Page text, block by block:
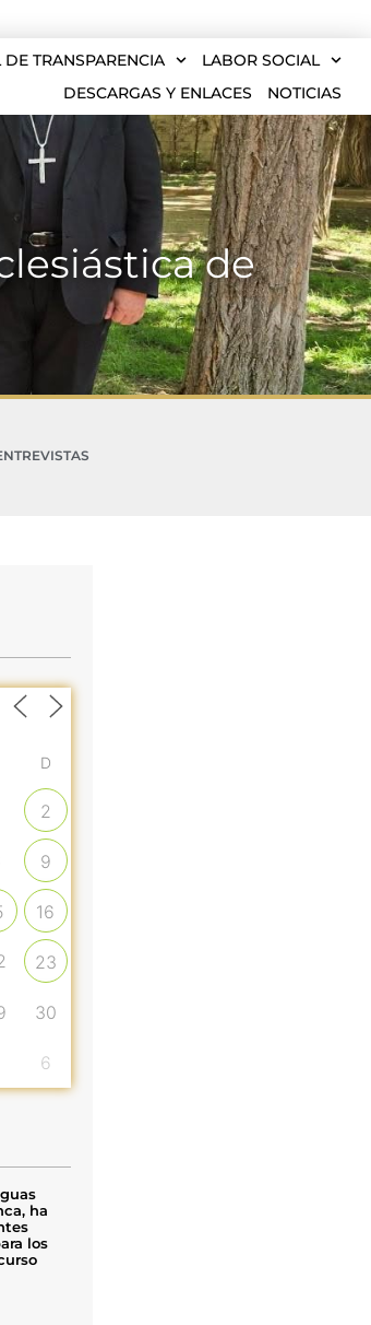
DE TRANSPARENCIA
LABOR SOCIAL
DESCARGAS Y ENLACES
NOTICIAS
de
D
2
9
16
23
30
6
ha
los